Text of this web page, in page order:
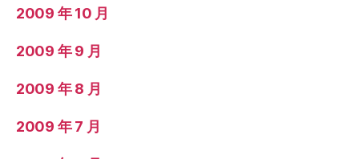
2009 年 10 月
2009 年 9 月
2009 年 8 月
2009 年 7 月